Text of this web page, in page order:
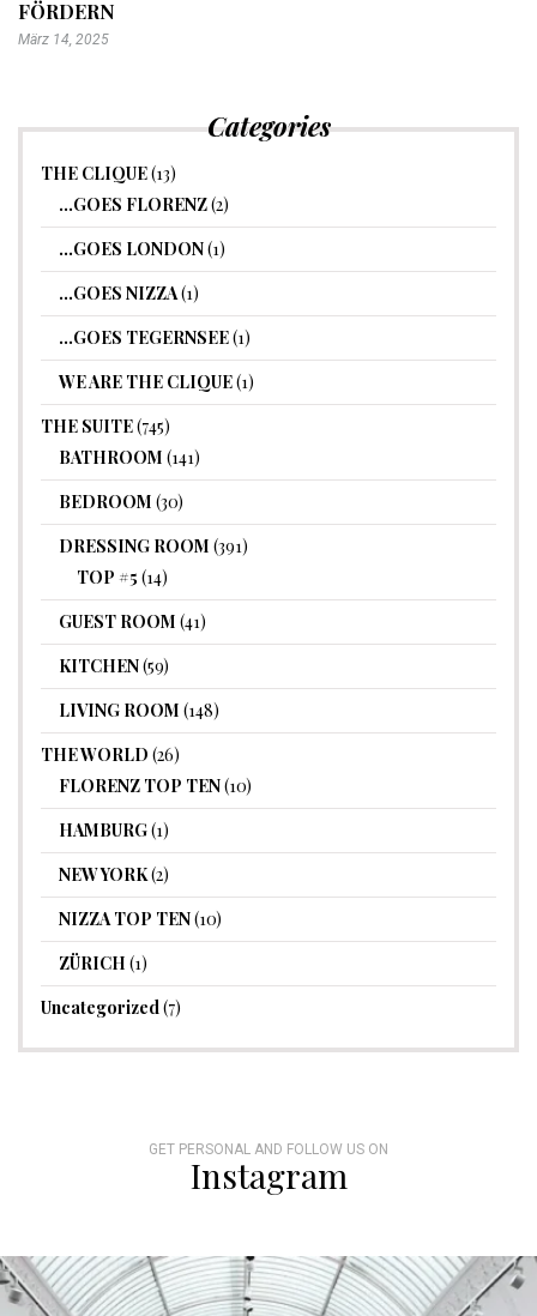
FÖRDERN
März 14, 2025
Categories
THE CLIQUE(13)
…GOES FLORENZ(2)
…GOES LONDON(1)
…GOES NIZZA(1)
…GOES TEGERNSEE(1)
WE ARE THE CLIQUE(1)
THE SUITE(745)
BATHROOM (141)
BEDROOM (30)
DRESSING ROOM (391)
TOP #5 (14)
GUEST ROOM (41)
KITCHEN(59)
LIVING ROOM (148)
THE WORLD (26)
FLORENZ TOP TEN(10)
HAMBURG(1)
NEW YORK(2)
NIZZA TOP TEN(10)
ZÜRICH (1)
Uncategorized (7)
GET PERSONAL AND FOLLOW US ON
Instagram